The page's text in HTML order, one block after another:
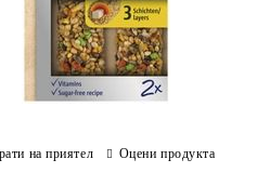
на приятел Оцени продукта